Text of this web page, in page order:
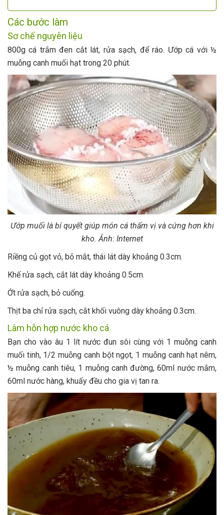
Các bước làm
Sơ chế nguyên liệu
800g cá trắm đen cắt lát, rửa sạch, để ráo. Ướp cá với ½
muỗng canh muối hạt trong 20 phút.
Ướp muối là bí quyết giúp món cá thấm vị và cứng hơn khi
kho. Ảnh: Internet
Riềng củ gọt vỏ, bỏ mắt, thái lát dày khoảng 0.3cm.
Khế rửa sạch, cắt lát dày khoảng 0.5cm.
Ớt rửa sạch, bỏ cuống.
Thịt ba chỉ rửa sạch, cắt khối vuông dày khoảng 0.3cm.
Làm hỗn hợp nước kho cá
Bạn cho vào âu 1 lít nước đun sôi cùng với 1 muỗng canh
muối tinh, 1/2 muỗng canh bột ngọt, 1 muỗng canh hạt nêm,
½ muỗng canh tiêu, 1 muỗng canh đường, 60ml nước mắm,
60ml nước hàng, khuấy đều cho gia vị tan ra.